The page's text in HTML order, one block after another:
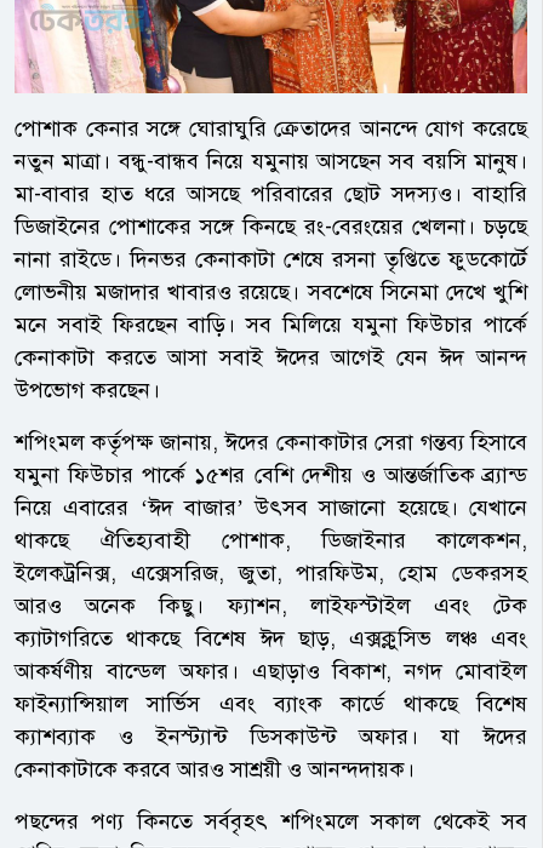
পোশাক কেনার সঙ্গে ঘোরাঘুরি ক্রেতাদের আনন্দে যোগ করেছে
নতুন মাত্রা। বন্ধু-বান্ধব নিয়ে যমুনায় আসছেন সব বয়সি মানুষ।
মা-বাবার হাত ধরে আসছে পরিবারের ছোট সদস্যও। বাহারি
ডিজাইনের পোশাকের সঙ্গে কিনছে রং-বেরংয়ের খেলনা। চড়ছে
নানা রাইডে। দিনভর কেনাকাটা শেষে রসনা তৃপ্তিতে ফুডকোর্টে
লোভনীয় মজাদার খাবারও রয়েছে। সবশেষে সিনেমা দেখে খুশি
মনে সবাই ফিরছেন বাড়ি। সব মিলিয়ে যমুনা ফিউচার পার্কে
কেনাকাটা করতে আসা সবাই ঈদের আগেই যেন ঈদ আনন্দ
উপভোগ করছেন।
শপিংমল কর্তৃপক্ষ জানায়, ঈদের কেনাকাটার সেরা গন্তব্য হিসাবে
যমুনা ফিউচার পার্কে ১৫শর বেশি দেশীয় ও আন্তর্জাতিক ব্র্যান্ড
নিয়ে এবারের ‘ঈদ বাজার’ উৎসব সাজানো হয়েছে। যেখানে
থাকছে ঐতিহ্যবাহী পোশাক, ডিজাইনার কালেকশন,
ইলেকট্রনিক্স, এক্সেসরিজ, জুতা, পারফিউম, হোম ডেকরসহ
আরও অনেক কিছু। ফ্যাশন, লাইফস্টাইল এবং টেক
ক্যাটাগরিতে থাকছে বিশেষ ঈদ ছাড়, এক্সক্লুসিভ লঞ্চ এবং
আকর্ষণীয় বান্ডেল অফার। এছাড়াও বিকাশ, নগদ মোবাইল
ফাইন্যান্সিয়াল সার্ভিস এবং ব্যাংক কার্ডে থাকছে বিশেষ
ক্যাশব্যাক ও ইনস্ট্যান্ট ডিসকাউন্ট অফার। যা ঈদের
কেনাকাটাকে করবে আরও সাশ্রয়ী ও আনন্দদায়ক।
পছন্দের পণ্য কিনতে সর্ববৃহৎ শপিংমলে সকাল থেকেই সব